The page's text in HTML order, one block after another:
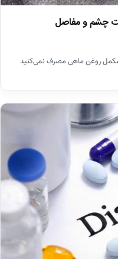
مکمل روغن ماهی مصرف نمی‌کنید